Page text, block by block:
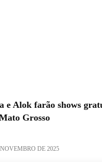
e Alok farão shows
Grosso
DE 2025